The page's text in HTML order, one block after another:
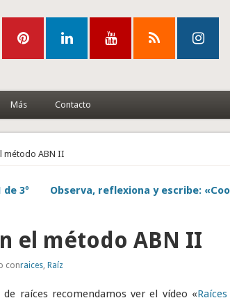
Más Contacto
método ABN II
3º
Observa, reflexiona y escribe:
el método ABN II
conraices,Raíz
raíces recomendamos ver el vídeo «